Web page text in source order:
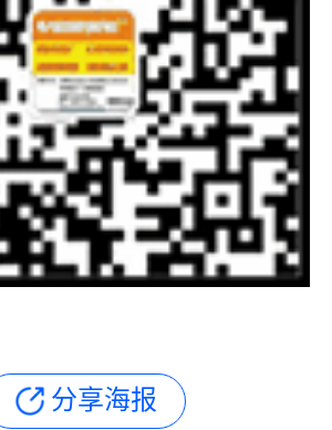
分享海报